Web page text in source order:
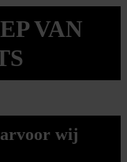
VAN
wij